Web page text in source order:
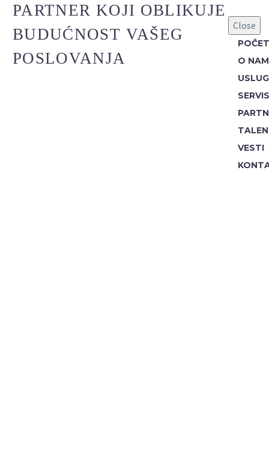
Close
O
VESTI
PARTNER KOJI OBLIKUJE
BUDUĆNOST VAŠEG
POSLOVANJA